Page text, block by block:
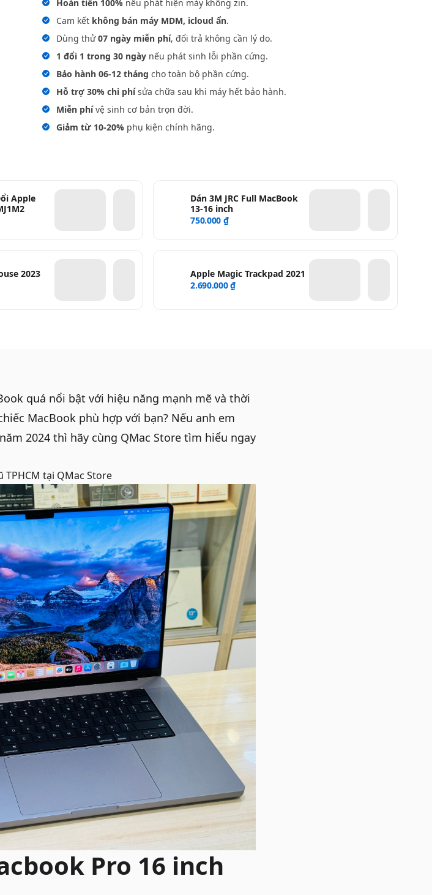
Hoàn tiền 100% nếu phát hiện máy không zin.
Cam kết không bán máy MDM, icloud ẩn.
Dùng thử07 ngày miễn phí, đổi trả không cần lý do.
1 đổi 1 trong 30 ngày nếu phát sinh lỗi phần cứng.
Bảo hành 06-12 tháng cho toàn bộ phần cứng.
Hỗ trợ 30% chi phísửa chữa sau khi máy hết bảo hành.
Miễn phívệ sinh cơ bản trọn đời.
Giảm từ 10-20% phụ kiện chính hãng.
Apple
Dán 3M JRC Full MacBook
13-16 inch
750.000 ₫
2023
Apple Magic Trackpad 2021
2.690.000 ₫
quá nổi bật với hiệu năng mạnh mẽ và thời
MacBook phù hợp với bạn? Nếu anh em
2024 thì hãy cùng QMac Store tìm hiểu ngay
TPHCM tại QMac Store
Pro 16 inch